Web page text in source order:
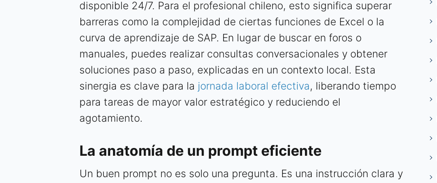
disponible 24/7. Para el profesional chileno, esto significa superar
barreras como la complejidad de ciertas funciones de Excel o la
curva de aprendizaje de SAP. En lugar de buscar en foros o
manuales, puedes realizar consultas conversacionales y obtener
soluciones paso a paso, explicadas en un contexto local. Esta
sinergia es clave para la jornada laboral efectiva, liberando tiempo
para tareas de mayor valor estratégico y reduciendo el
agotamiento.
La anatomía de un prompt eficiente
Un buen prompt no es solo una pregunta. Es una instrucción clara y